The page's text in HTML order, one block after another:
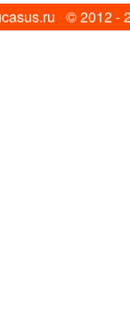
© 2012 -